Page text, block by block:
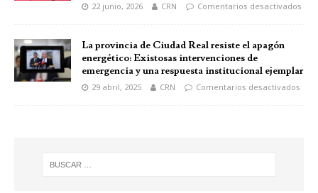
22 junio, 2026 CRN Comentarios desactivados
La provincia de Ciudad Real resiste el apagón
energético: Existosas intervenciones de
emergencia y una respuesta institucional ejemplar
29 abril, 2025 CRN Comentarios desactivados